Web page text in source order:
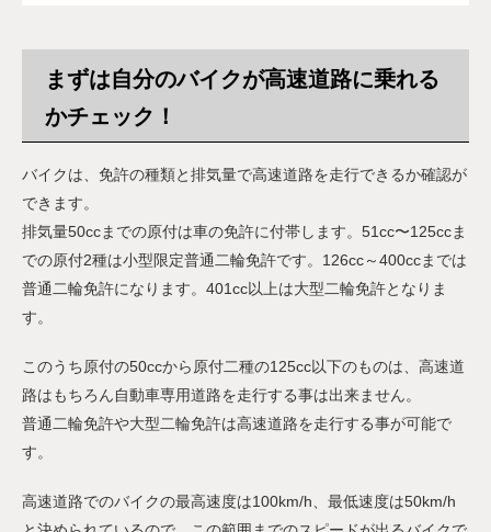
まずは自分のバイクが高速道路に乗れる
かチェック！
バイクは、免許の種類と排気量で高速道路を走行できるか確認が
できます。
排気量50ccまでの原付は車の免許に付帯します。51cc〜125ccま
での原付2種は小型限定普通二輪免許です。126cc～400ccまでは
普通二輪免許になります。401cc以上は大型二輪免許となりま
す。
このうち原付の50ccから原付二種の125cc以下のものは、高速道
路はもちろん自動車専用道路を走行する事は出来ません。
普通二輪免許や大型二輪免許は高速道路を走行する事が可能で
す。
高速道路でのバイクの最高速度は100km/h、最低速度は50km/h